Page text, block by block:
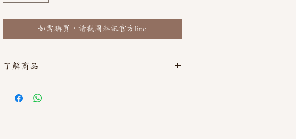
如需購買，請截圖私訊官方line
了解商品